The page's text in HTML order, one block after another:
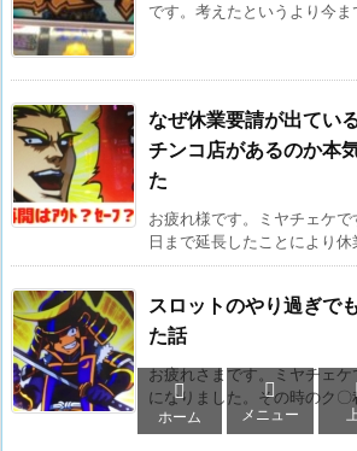
です。考えたというより今
なぜ休業要請が出てい
チンコ店があるのか本
た
お疲れ様です。ミヤチェケ
日まで延長したことにより
スロットのやり過ぎで
た話
お疲れさまです。ミヤチェ
になりました。その時のク

ホーム

メニュー